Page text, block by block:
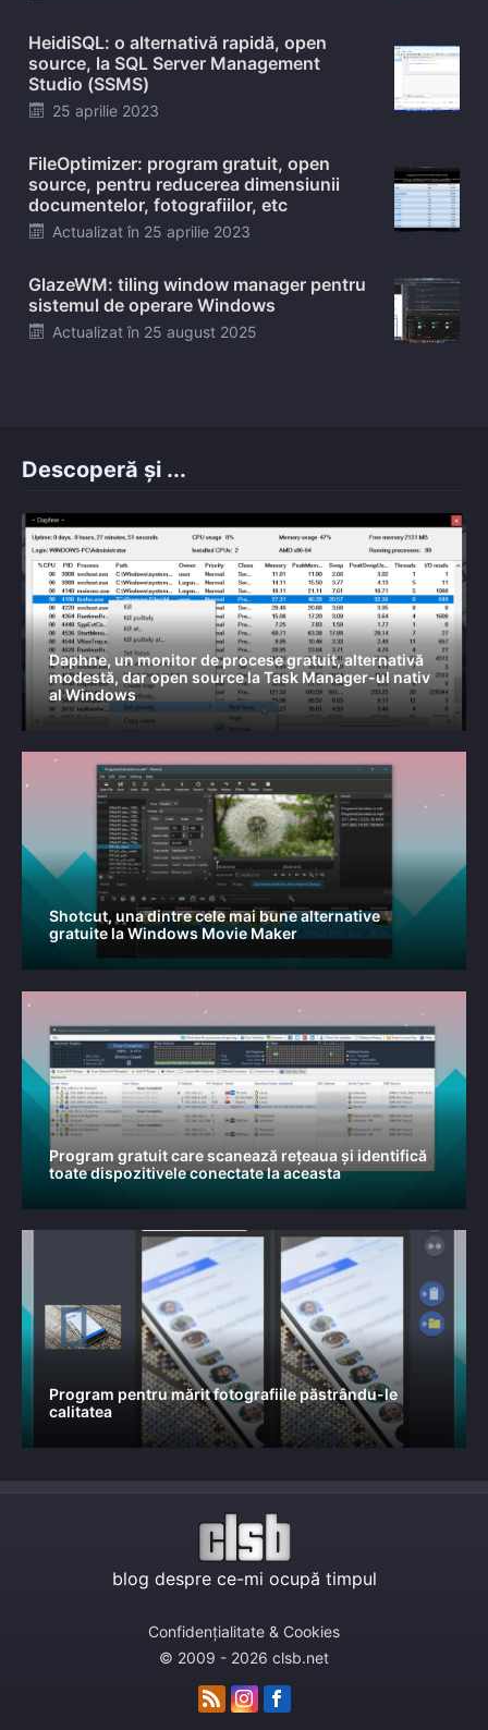
HeidiSQL: o alternativă rapidă, open
source, la SQL Server Management
Studio (SSMS)
Posted
25 aprilie 2023
FileOptimizer: program gratuit, open
source, pentru reducerea dimensiunii
documentelor, fotografiilor, etc
Posted
Actualizat în 25 aprilie 2023
GlazeWM: tiling window manager pentru
sistemul de operare Windows
Posted
Actualizat în 25 august 2025
Descoperă și ...
Daphne, un monitor de procese gratuit, alternativă
modestă, dar open source la Task Manager-ul nativ
al Windows
Shotcut, una dintre cele mai bune alternative
gratuite la Windows Movie Maker
Program gratuit care scanează rețeaua și identifică
toate dispozitivele conectate la aceasta
Program pentru mărit fotografiile păstrându-le
calitatea
blog despre ce-mi ocupă timpul
Confidențialitate & Cookies
© 2009 - 2026 clsb.net